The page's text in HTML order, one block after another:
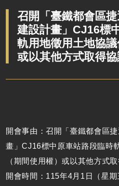
定期聯繫會議
廉政體系
召開「臺鐵都會區
建設計畫」CJ16標
軌用地徵用土地協
或以其他方式取得
開會事由：召開「臺鐵都會區
畫」CJ16標中原車站路段臨時
（期間使用權）或以其他方式
開會時間：115年4月1日（星